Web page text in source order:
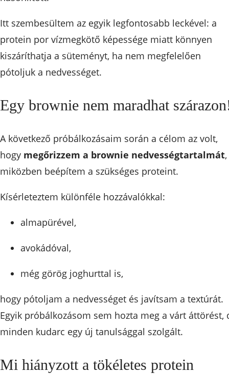
Itt szembesültem az egyik legfontosabb leckével: a
protein por vízmegkötő képessége miatt könnyen
kiszáríthatja a süteményt, ha nem megfelelően
pótoljuk a nedvességet.
Egy brownie nem maradhat
A következő próbálkozásaim során a célom az volt,
hogy megőrizzem a brownie nedvességtartalmát,
miközben beépítem a szükséges proteint.
Kísérleteztem különféle hozzávalókkal:
almapürével,
avokádóval,
még görög joghurttal is,
hogy pótoljam a nedvességet és javítsam a textúrát.
Egyik próbálkozásom sem hozta meg a várt áttörést,
minden kudarc egy új tanulsággal szolgált.
Mi hiányzott a tökéletes protein